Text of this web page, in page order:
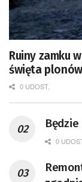
Ruiny zamku
święta plonów
0 UDOST.
0